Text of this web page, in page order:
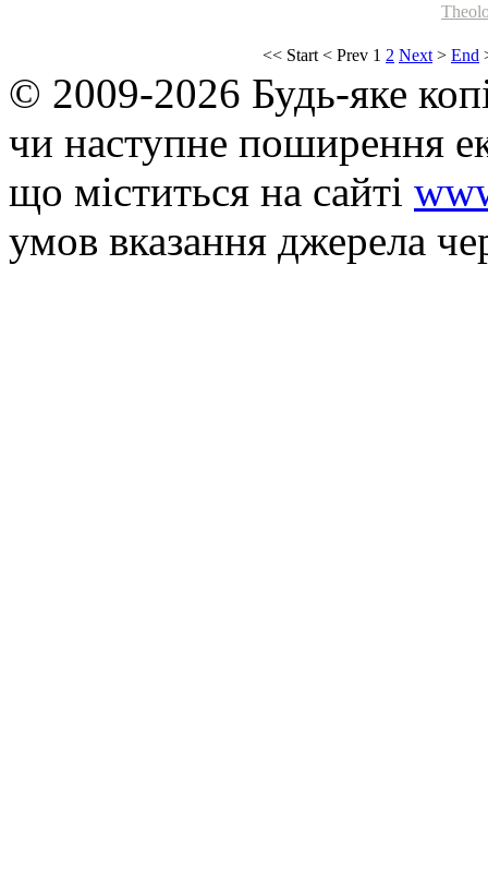
<< Start < Prev 1 2 Next > End
© 2009-2026 Будь-яке
чи наступне поширення
що мiститься на сайті
умов вказання джерела